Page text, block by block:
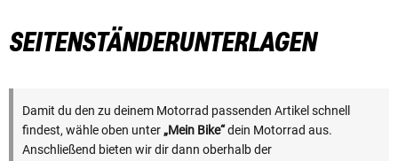
SEITENSTÄNDERUNTERLAGEN
Damit du den zu deinem Motorrad passenden Artikel schnell
findest, wähle oben unter„Mein Bike“dein Motorrad aus.
Anschließend bieten wir dir dann oberhalb der